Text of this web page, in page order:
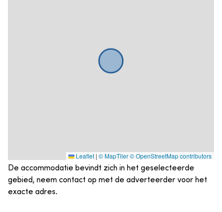
Leaflet | © MapTiler© OpenStreetMap contributors
De accommodatie bevindt zich in het geselecteerde
gebied, neem contact op met de adverteerder voor het
exacte adres.